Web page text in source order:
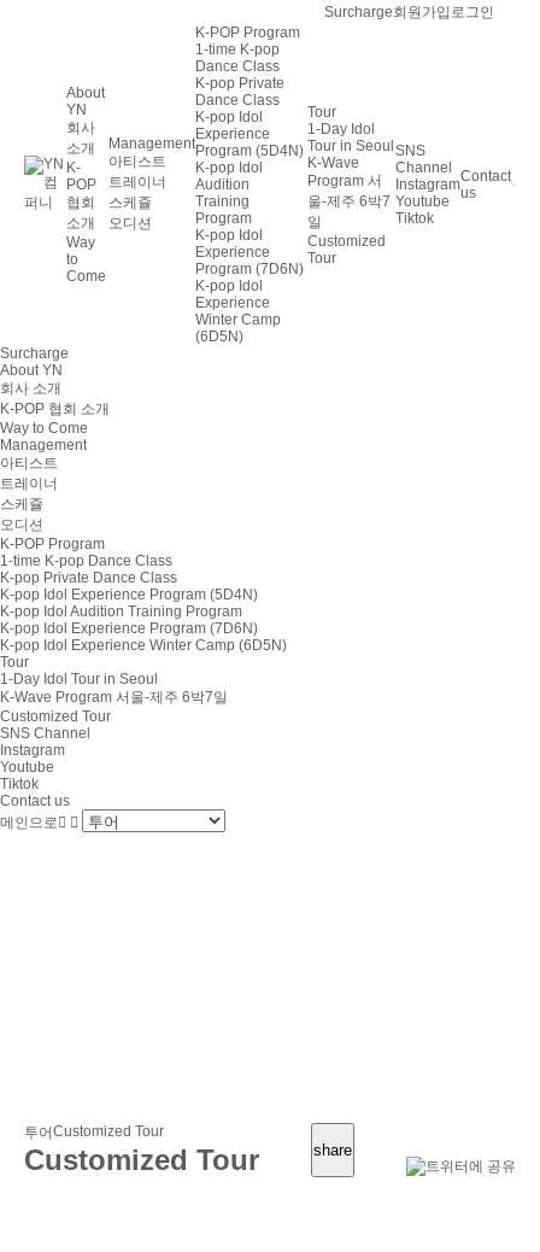
Surcharge회원가입 로그인
About
YN
회사
소개
K-
POP
협회
소개
Way
to
Come
Management
아티스트
트레이너
스케쥴
오디션
K-POP Program
1-time K-pop
Dance Class
K-pop Private
Dance Class
K-pop Idol
Experience
Program (5D4N)
K-pop Idol
Audition
Training
Program
K-pop Idol
Experience
Program (7D6N)
K-pop Idol
Experience
Winter Camp
(6D5N)
Tour
1-Day Idol
Tour in Seoul
K-Wave
Program 서
울-제주 6박7
일
Customized
Tour
SNS
Channel
Instagram
Youtube
Tiktok
Contact
us
Surcharge
About YN
회사 소개
K-POP 협회 소개
Way to Come
Management
아티스트
트레이너
스케쥴
오디션
K-POP Program
1-time K-pop Dance Class
K-pop Private Dance Class
K-pop Idol Experience Program (5D4N)
K-pop Idol Audition Training Program
K-pop Idol Experience Program (7D6N)
K-pop Idol Experience Winter Camp (6D5N)
Tour
1-Day Idol Tour in Seoul
K-Wave Program 서울-제주 6박7일
Customized Tour
SNS Channel
Instagram
Youtube
Tiktok
Contact us
메인으로
투어Customized Tour
Customized Tour share